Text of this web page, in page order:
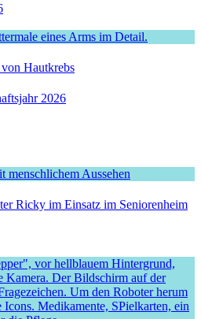
Hautkrebs
2026
Ricky im Einsatz im Seniorenheim